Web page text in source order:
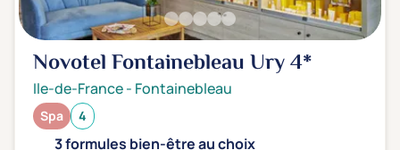
Novotel Fontainebleau Ury4*
Ile-de-France- Fontainebleau
Spa 4
3 formules bien-être au choix